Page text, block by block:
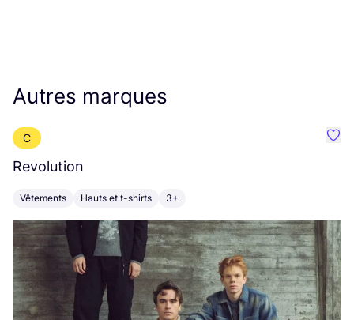
Autres marques
C
Revolution
Vêtements Hauts et t-shirts 3+